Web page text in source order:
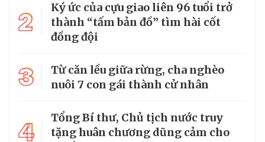
2
Ký ức của cựu giao liên 96 tuổi trở
thành “tấm bản đồ” tìm hài cốt
đồng đội
3
Từ căn lều giữa rừng, cha nghèo
nuôi 7 con gái thành cử nhân
4
Tổng Bí thư, Chủ tịch nước truy
tặng huân chương dũng cảm cho